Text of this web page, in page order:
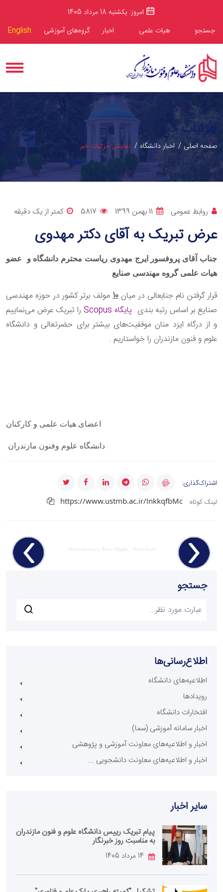
امروز: یکشنبه 18 مرداد 1405
جستجو
هیات علمی اخبار گروه‌های آموزشی English
جزئیات خبر
صفحه اصلی اخبار دانشگاه نمایش جزئیات خبر
روابط عمومی 11 بهمن 1399 5817 کمتر از یک دقیقه
عرض تبریک به آقای دکتر مهدوی
جناب آقای پروفسور ایرج مهدوی ریاست محترم دانشگاه و عضو
هیات علمی گروه مهندسی صنایع
قرار گرفتن نام جنابعالی در میان 10مولف برتر کشور در حوزه مهندسی
صنایع بر اساس رتبه بندی پایگاه Scopus را تبریک عرض می‌نماییم
و از درگاه ایزد منان موفقیت‌های بیشتر برای حضرتعالی و دانشگاه
علوم و فنون مازندران را خواستاریم .
اعضای هیات علمی و کارکنان
دانشگاه علوم وفنون مازندران
اشتراک‌گذاری:
لینک کوتاه:
https://www.ustmb.ac.ir/lnkkqfbMc
Shortcut keys: Prev=Right , Next=Left
جستجو
اطلاع‌رسانی‌ها
اطلاعیه‌های دانشگاه
رویدادها
افتخارات دانشگاه
اخبار سامانه آموزشی (سما)
اخبار و اطلاعیه‌های معاونت آموزشی و پژوهشی
اخبار و اطلاعیه‌های معاونت دانشجویی ...
سایر اخبار
پیام تبریک رییس دانشگاه علوم و فنون مازندران
به مناسبت روز خبرنگار